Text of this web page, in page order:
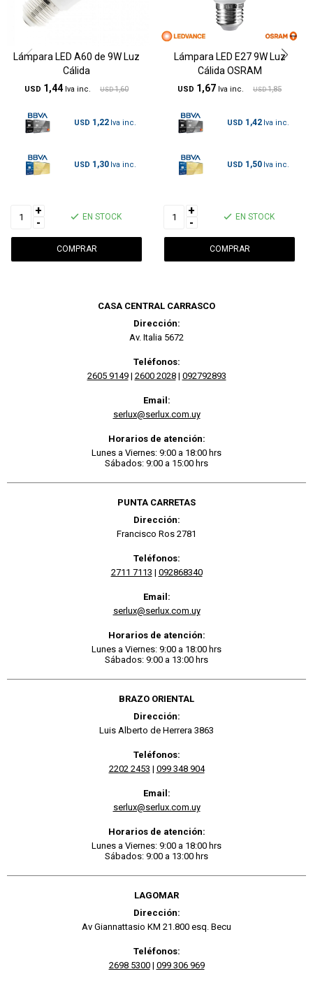
Lámpara LED A60 de 9W Luz
Cálida
USD 1,44 USD 1,60
USD 1,22
USD 1,30
+
-
EN STOCK
Lámpara LED E27 9W Luz
Cálida OSRAM
USD 1,67 USD 1,85
USD 1,42
USD 1,50
+
-
EN STOCK
CASA CENTRAL CARRASCO
Dirección:
Av. Italia 5672
Teléfonos:
2605 9149| 2600 2028| 092792893
Email:
serlux@serlux.com.uy
Horarios de atención:
Lunes a Viernes: 9:00 a 18:00 hrs
Sábados: 9:00 a 15:00 hrs
PUNTA CARRETAS
Dirección:
Francisco Ros 2781
Teléfonos:
2711 7113 | 092868340
Email:
serlux@serlux.com.uy
Horarios de atención:
Lunes a Viernes: 9:00 a 18:00 hrs
Sábados: 9:00 a 13:00 hrs
BRAZO ORIENTAL
Dirección:
Luis Alberto de Herrera 3863
Teléfonos:
2202 2453 | 099 348 904
Email:
serlux@serlux.com.uy
Horarios de atención:
Lunes a Viernes: 9:00 a 18:00 hrs
Sábados: 9:00 a 13:00 hrs
LAGOMAR
Dirección:
Av Giannattasio KM 21.800 esq. Becu
Teléfonos:
2698 5300| 099 306 969